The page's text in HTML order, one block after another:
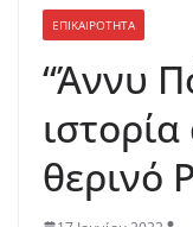
ΕΠΙΚΑΙΡΟΤΗΤΑ
“Άννυ
θερινό